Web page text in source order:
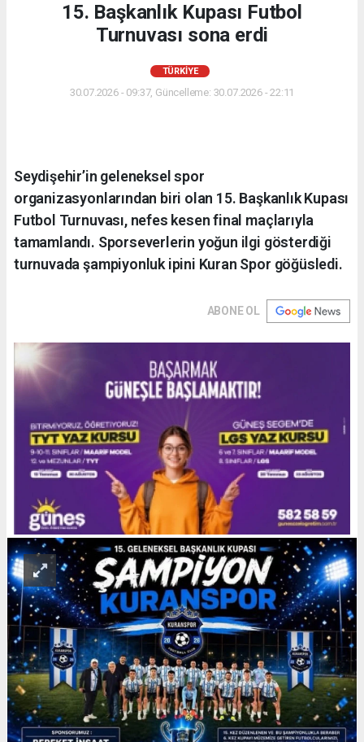
15. Başkanlık Kupası Futbol
Turnuvası sona erdi
TÜRKIYE
30.07.2026 - 09:37, Güncelleme: 30.07.2026 - 22:11
Seydişehir’in geleneksel spor
organizasyonlarından biri olan 15. Başkanlık Kupası
Futbol Turnuvası, nefes kesen final maçlarıyla
tamamlandı. Sporseverlerin yoğun ilgi gösterdiği
turnuvada şampiyonluk ipini Kuran Spor göğüsledi.
ABONE OL